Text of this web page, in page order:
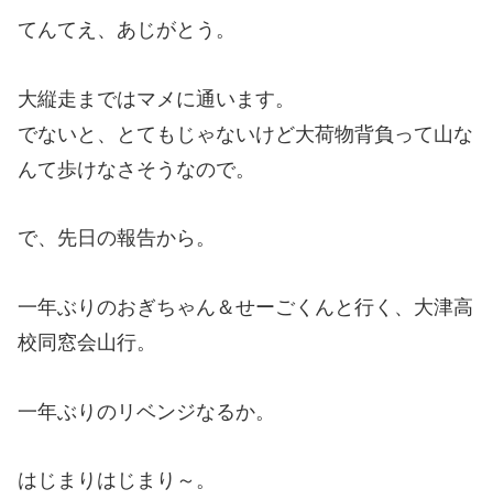
てんてえ、あじがとう。
大縦走まではマメに通います。
でないと、とてもじゃないけど大荷物背負って山な
んて歩けなさそうなので。
で、先日の報告から。
一年ぶりのおぎちゃん＆せーごくんと行く、大津高
校同窓会山行。
一年ぶりのリベンジなるか。
はじまりはじまり～。